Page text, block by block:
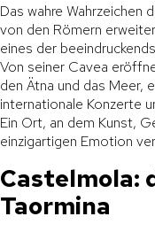
Das wahre Wahrzeichen
von den Römern
eines der
Von seiner Cavea
den Ätna und das Meer,
internationale Konzerte
Ein Ort, an dem Kunst,
einzigartigen Emotion
Castelmola:
Taormina